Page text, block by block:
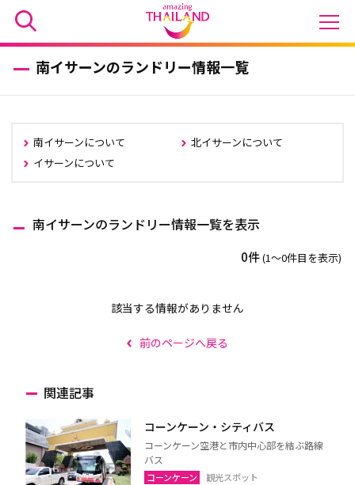
南イサーンのランドリー情報一覧
南イサーンについて
北イサーンについて
イサーンについて
南イサーンのランドリー情報一覧を表示
0件(1〜0件目を表示)
該当する情報がありません
前のページへ戻る
関連記事
コーンケーン・シティバス
コーンケーン空港と市内中心部を結ぶ路線
バス
コーンケーン 観光スポット